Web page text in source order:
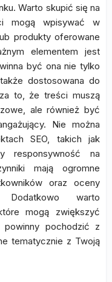
Warto skupić się na
mogą wpisywać w
produkty oferowane
elementem jest
być ona nie tylko
dostosowana do
to, że treści muszą
ale również być
Nie można
SEO, takich jak
responsywność na
mają ogromne
oraz oceny
warto
mogą zwiększyć
pochodzić z
tematycznie z Twoją